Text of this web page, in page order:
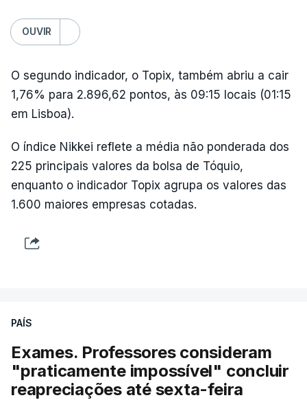
OUVIR
O segundo indicador, o Topix, também abriu a cair
1,76% para 2.896,62 pontos, às 09:15 locais (01:15
em Lisboa).
O índice Nikkei reflete a média não ponderada dos
225 principais valores da bolsa de Tóquio,
enquanto o indicador Topix agrupa os valores das
1.600 maiores empresas cotadas.
PAÍS
Exames. Professores consideram
"praticamente impossível" concluir
reapreciações até sexta-feira